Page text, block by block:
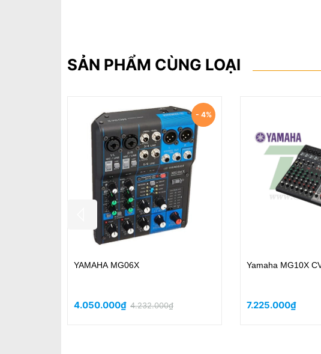
SẢN PHẨM CÙNG LOẠI
YAMAHA MGP-24X
44.932.000₫
YAMAHA MGP-32X
49.149.000₫